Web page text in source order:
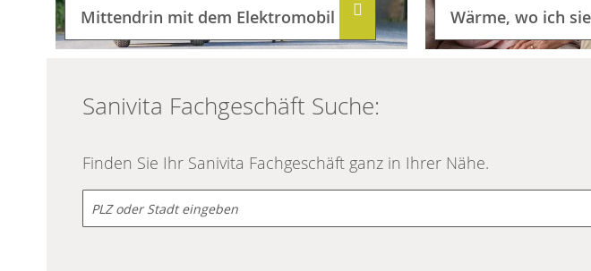
Mittendrin mit dem Elektromobil Wärme, wo ich
Sanivita Fachgeschäft Suche:
Finden Sie Ihr Sanivita Fachgeschäft ganz in Ihrer Nähe.